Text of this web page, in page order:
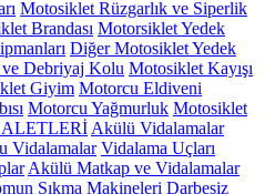
Motosiklet Rüzgarlık ve Siperlik
Brandası Motorsiklet Yedek
Diğer Motosiklet Yedek
Debriyaj Kolu Motosiklet Kayışı
Giyim Motorcu Eldiveni
Motorcu Yağmurluk Motosiklet
Akülü Vidalamalar
Vidalamalar Vidalama Uçları
Akülü Matkap ve Vidalamalar
Sıkma Makineleri Darbesiz